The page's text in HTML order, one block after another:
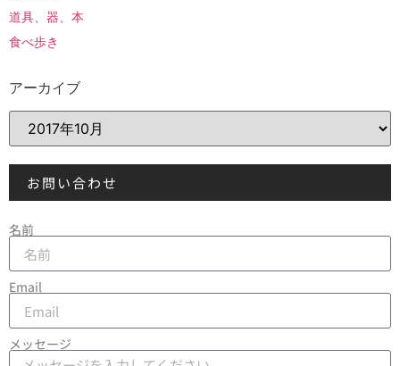
道具、器、本
食べ歩き
アーカイブ
お問い合わせ
名前
Email
メッセージ